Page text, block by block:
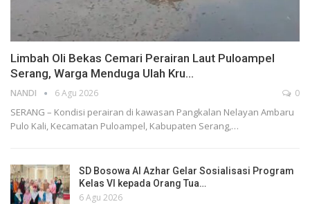
Limbah Oli Bekas Cemari Perairan Laut Puloampel
Serang, Warga Menduga Ulah Kru…
NANDI 6 Agu 2026 0
SERANG – Kondisi perairan di kawasan Pangkalan Nelayan Ambaru
Pulo Kali, Kecamatan Puloampel, Kabupaten Serang,…
SD Bosowa Al Azhar Gelar Sosialisasi Program
Kelas VI kepada Orang Tua…
6 Agu 2026